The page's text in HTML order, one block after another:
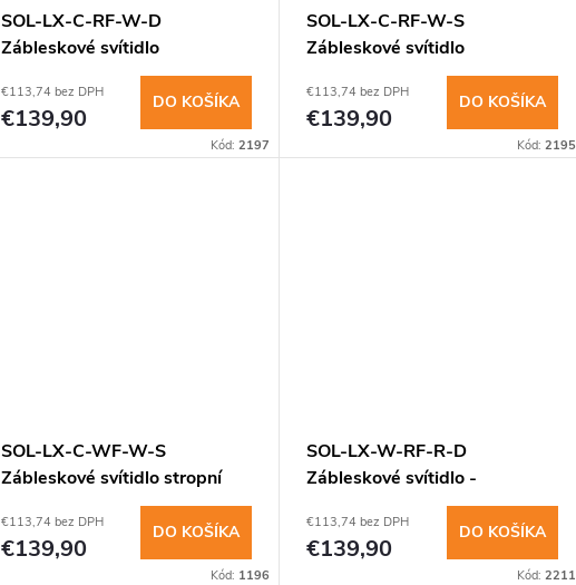
SOL-LX-C-RF-W-D
Zábleskové svítidlo
stropní,červené světlo,bílý
€113,74 bez DPH
€139,90
DO KOŠÍKA
Kód:2197
SOL-LX-C-RF-W-S
Zábleskové svítidlo
stropní,červené světlo,bílý
€113,74 bez DPH
€139,90
DO KOŠÍKA
Kód: 2195
SOL-LX-C-WF-W-S
Zábleskové svítidlo stropní
€113,74 bez DPH
€139,90
DO KOŠÍKA
Kód: 1196
SOL-LX-W-RF-R-D
Zábleskové svítidlo -
stěna,červené světlo,červe
€113,74 bez DPH
€139,90
DO KOŠÍKA
Kód: 2211